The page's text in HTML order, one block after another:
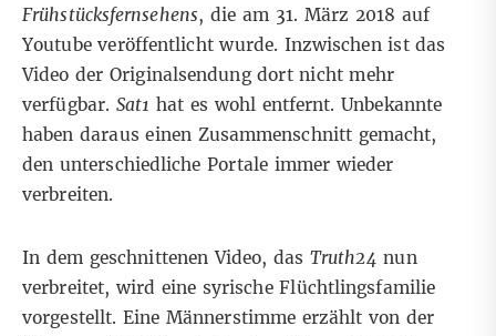
Frühstücksfernsehens, die am 31. März 2018 auf
Youtubeveröffentlicht wurde. Inzwischen ist das
Video der Originalsendung dort nicht mehr
verfügbar. Sat1 hat es wohl entfernt. Unbekannte
haben daraus einen Zusammenschnitt gemacht,
den unterschiedliche Portale immer wieder
verbreiten.
In dem geschnittenen Video, das Truth24 nun
verbreitet, wird eine syrische Flüchtlingsfamilie
vorgestellt. Eine Männerstimme erzählt von der